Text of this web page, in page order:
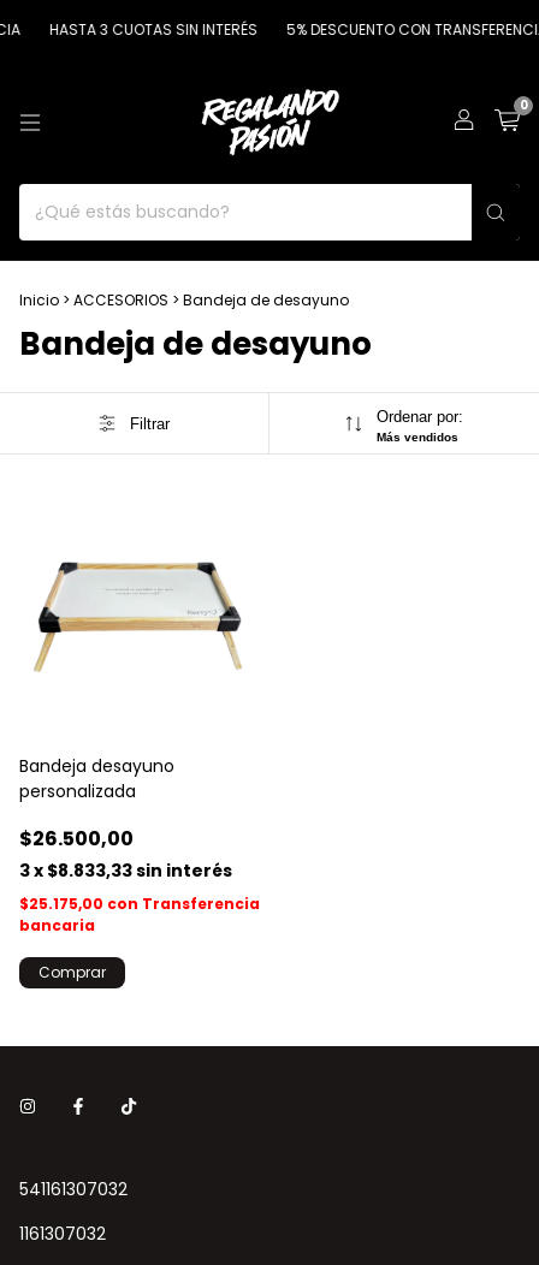
HASTA 3 CUOTAS SIN INTERÉS 5% DESCUENTO CON
0
Inicio > ACCESORIOS > Bandeja de desayuno
Bandeja de desayuno
Filtrar Ordenar por:
Más vendidos
Bandeja desayuno
personalizada
$26.500,00
3x $8.833,33sin interés
$25.175,00 con Transferencia
bancaria
541161307032
1161307032